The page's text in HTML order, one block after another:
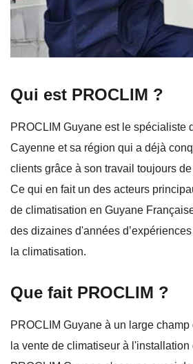
Qui est PROCLIM ?
PROCLIM Guyane est le spécialiste
Cayenne et sa région qui a déjà
clients grâce à son travail toujours
Ce qui en fait un des acteurs
de climatisation en Guyane
des dizaines d'années
la climatisation.
Que fait PROCLIM ?
PROCLIM Guyane à un large
la vente de climatiseur à